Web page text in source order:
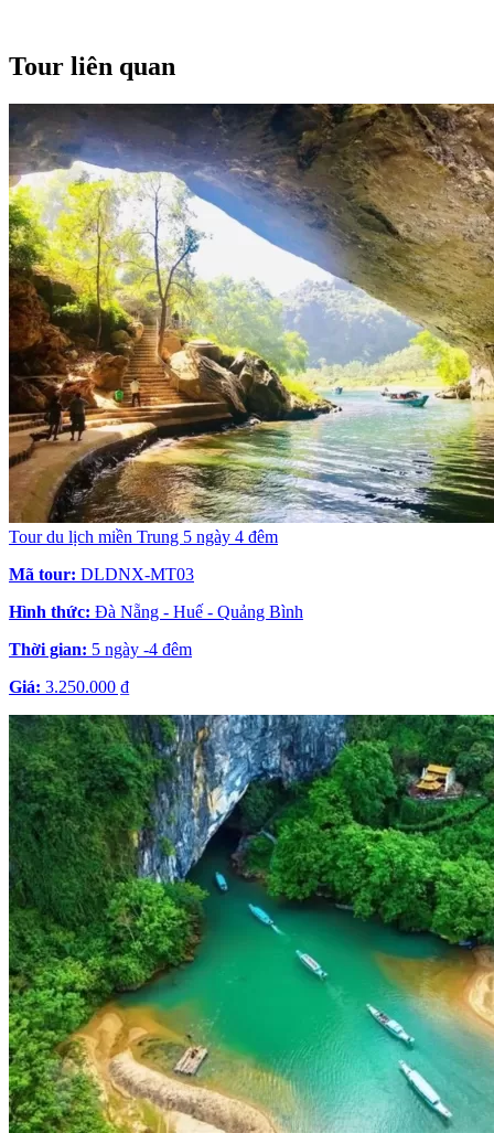
Tour liên quan
Tour du lịch miền Trung 5 ngày 4 đêm
Mã tour: DLDNX-MT03
Hình thức: Đà Nẵng - Huế - Quảng Bình
Thời gian: 5 ngày -4 đêm
Giá: 3.250.000 ₫